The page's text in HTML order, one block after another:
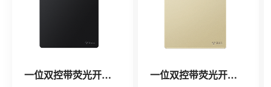
一位双控带荧光开关（黑色） 一位双控带荧光开关（金色）